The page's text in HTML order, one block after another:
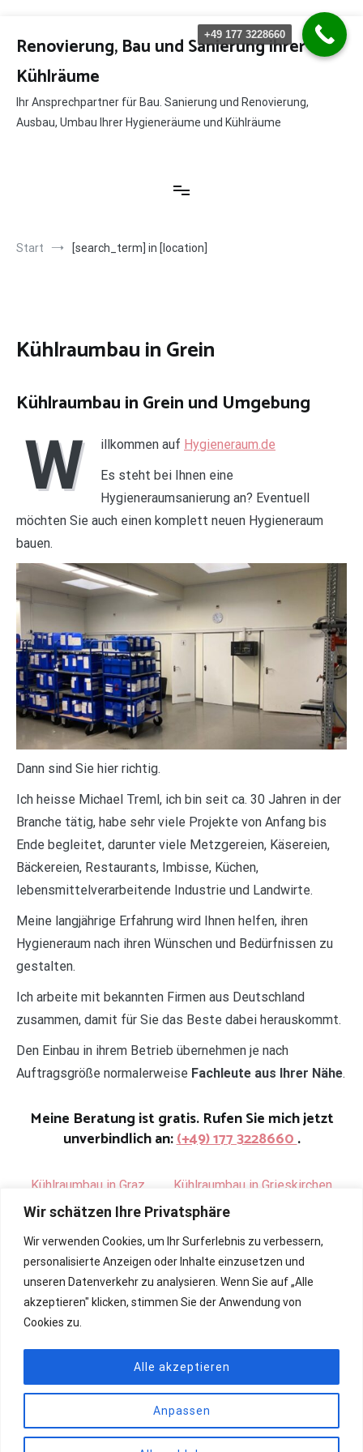
Wir schätzen Ihre Privatsphäre
Wir verwenden Cookies, um Ihr Surferlebnis zu verbessern,
personalisierte Anzeigen oder Inhalte einzusetzen und
unseren Datenverkehr zu analysieren. Wenn Sie auf „Alle
akzeptieren" klicken, stimmen Sie der Anwendung von
Cookies zu.
Anpassen
Alle akzeptieren
Inhalt
springen
Renovierung, Bau und Sanierung ihrer
Kühlräume
Ihr Ansprechpartner für Bau. Sanierung und Renovierung,
Ausbau, Umbau Ihrer Hygieneräume und Kühlräume
Start [search_term] in [location]
Kühlraumbau in Grein
Kühlraumbau in Grein und Umgebung
W illkommen auf Hygieneraum.de
Es steht bei Ihnen eine
Hygieneraumsanierung an? Eventuell
möchten Sie auch einen komplett neuen Hygieneraum
bauen.
Dann sind Sie hier richtig.
Ich heisse Michael Treml, ich bin seit ca. 30 Jahren in der
Branche tätig, habe sehr viele Projekte von Anfang bis
Ende begleitet, darunter viele Metzgereien, Käsereien,
Bäckereien, Restaurants, Imbisse, Küchen,
lebensmittelverarbeitende Industrie und Landwirte.
Meine langjährige Erfahrung wird Ihnen helfen, ihren
Hygieneraum nach ihren Wünschen und Bedürfnissen zu
gestalten.
Ich arbeite mit bekannten Firmen aus Deutschland
zusammen, damit für Sie das Beste dabei herauskommt.
Den Einbau in ihrem Betrieb übernehmen je nach
Auftragsgröße normalerweise Fachleute aus Ihrer Nähe.
Meine Beratung ist gratis. Rufen Sie mich jetzt
unverbindlich an:(+49) 177 3228660.
Kühlraumbau in Graz Kühlraumbau in Grieskirchen
Renovierung, Bau und Sanierung ihrer
Kühlräume. All rights reserved. Theme:Cenoteby ThemeGrill.
+49 177 3228660